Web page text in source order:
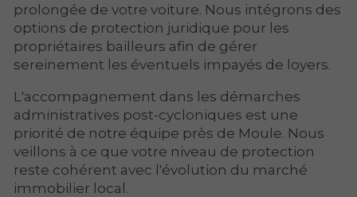
prolongée de votre voiture. Nous intégrons des
options de protection juridique pour les
propriétaires bailleurs afin de gérer
sereinement les éventuels impayés de loyers.
L'accompagnement dans les démarches
administratives post-cycloniques est une
priorité de notre équipe près de Moule. Nous
veillons à ce que votre niveau de protection
reste cohérent avec l'évolution du marché
immobilier local.